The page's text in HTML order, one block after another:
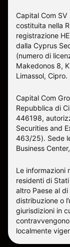
Capital Com
costituita nella
registrazione
dalla Cyprus
(numero di
Makedonos 8,
Limassol, Cipro.
Capital Com
Repubblica di
446198,
Securities and
463/25). Sede
Business
Le informazioni
residenti di
altro Paese al
distribuzione o
giurisdizioni in
localmente